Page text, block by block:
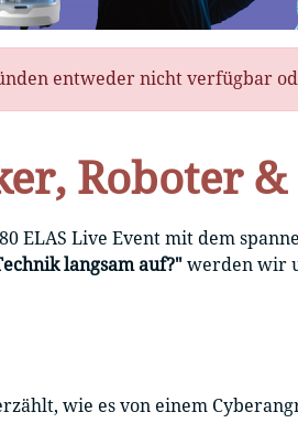
entweder nicht verfügbar
Roboter
ELAS Live Event mit dem
langsam auf?" werden wir
wie es von einem